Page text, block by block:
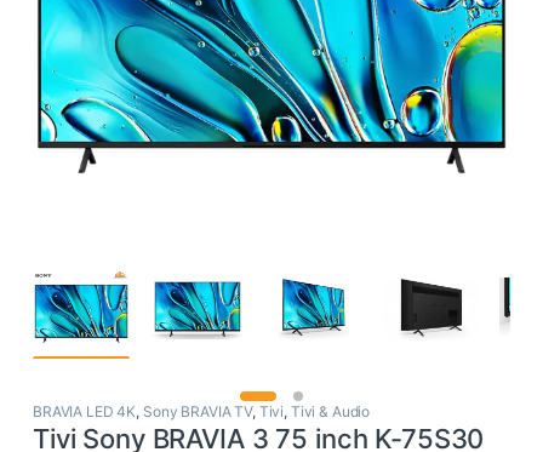
BRAVIA LED 4K, Sony BRAVIA TV, Tivi, Tivi & Audio
Tivi Sony BRAVIA 3 75 inch K-75S30